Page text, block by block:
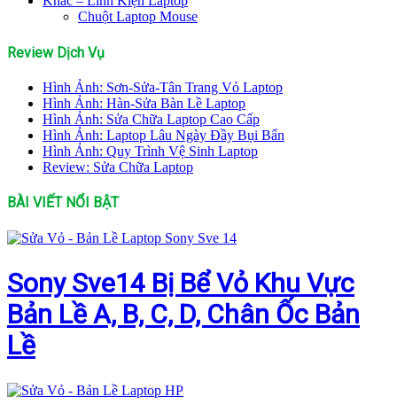
Chuột Laptop Mouse
Review Dịch Vụ
Hình Ảnh: Sơn-Sửa-Tân Trang Vỏ Laptop
Hình Ảnh: Hàn-Sửa Bàn Lề Laptop
Hình Ảnh: Sửa Chữa Laptop Cao Cấp
Hình Ảnh: Laptop Lâu Ngày Đầy Bụi Bẩn
Hình Ảnh: Quy Trình Vệ Sinh Laptop
Review: Sửa Chữa Laptop
BÀI VIẾT NỔI BẬT
Sony Sve14 Bị Bể Vỏ Khu Vực
Bản Lề A, B, C, D, Chân Ốc Bản
Lề